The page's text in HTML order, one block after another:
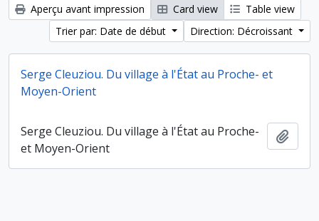
Aperçu avant impression Card view
Table view
Trier par: Date de début
Direction: Décroissant
Serge Cleuziou. Du village à l'État au Proche- et
Moyen-Orient
Serge Cleuziou. Du village à l'État au Proche-
et Moyen-Orient